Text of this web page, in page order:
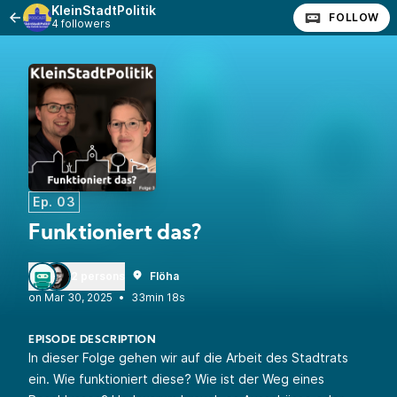
KleinStadtPolitik
4 followers FOLLOW
Ep. 03
Funktioniert das?
Flöha
•
33min 18s
EPISODE DESCRIPTION
In dieser Folge gehen wir auf die Arbeit des Stadtrats
ein. Wie funktioniert diese? Wie ist der Weg eines